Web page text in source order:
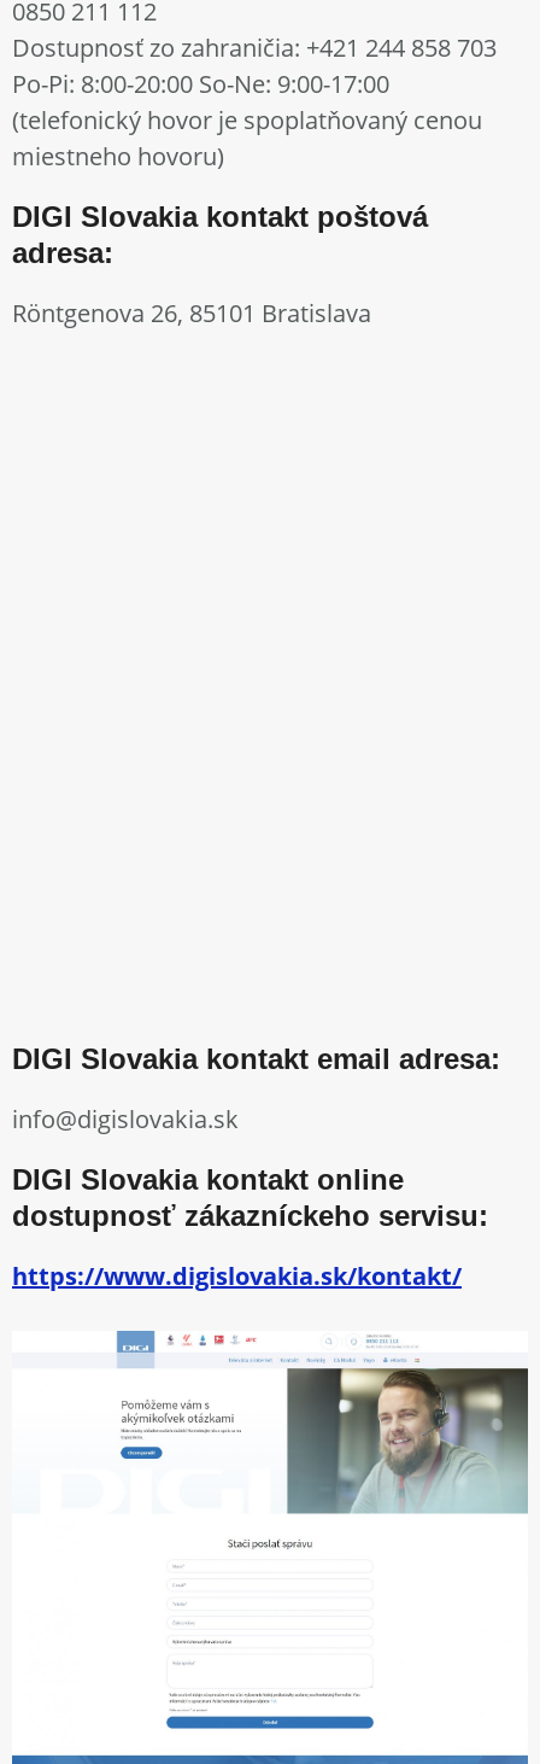
0850 211 112
Dostupnosť zo zahraničia: +421 244 858 703
Po-Pi: 8:00-20:00 So-Ne: 9:00-17:00
(telefonický hovor je spoplatňovaný cenou
miestneho hovoru)
DIGI Slovakia kontakt poštová
adresa:
Röntgenova 26, 85101 Bratislava
DIGI Slovakia kontakt email adresa:
info@digislovakia.sk
DIGI Slovakia kontakt online
dostupnosť zákazníckeho servisu:
https://www.digislovakia.sk/kontakt/